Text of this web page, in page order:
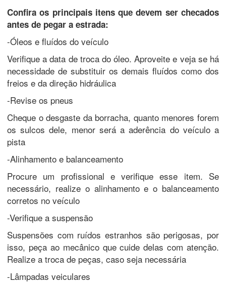
Confira os principais itens que devem ser checados
antes de pegar a estrada:
-Óleos e fluídos do veículo
Verifique a data de troca do óleo. Aproveite e veja se há
necessidade de substituir os demais fluídos como dos
freios e da direção hidráulica
-Revise os pneus
Cheque o desgaste da borracha, quanto menores forem
os sulcos dele, menor será a aderência do veículo a
pista
-Alinhamento e balanceamento
Procure um profissional e verifique esse item. Se
necessário, realize o alinhamento e o balanceamento
corretos no veículo
-Verifique a suspensão
Suspensões com ruídos estranhos são perigosas, por
isso, peça ao mecânico que cuide delas com atenção.
Realize a troca de peças, caso seja necessária
-Lâmpadas veiculares